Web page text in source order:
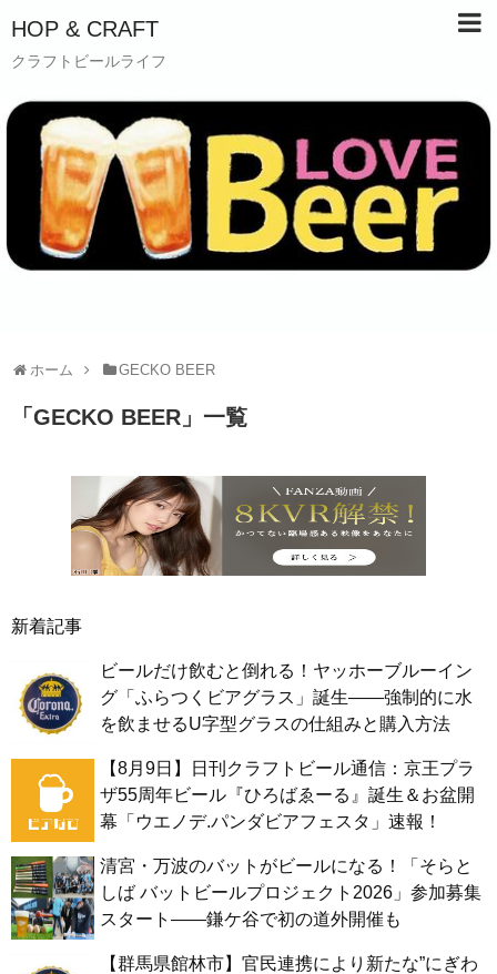
HOP & CRAFT
クラフトビールライフ
ホーム GECKO BEER
「 GECKO BEER 」 一覧
新着記事
ビールだけ飲むと倒れる！ヤッホーブルーイン
グ「ふらつくビアグラス」誕生——強制的に水
を飲ませるU字型グラスの仕組みと購入方法
【8月9日】日刊クラフトビール通信：京王プラ
ザ55周年ビール『ひろばゑーる』誕生＆お盆開
幕「ウエノデ.パンダビアフェスタ」速報！
清宮・万波のバットがビールになる！「そらと
しば バットビールプロジェクト2026」参加募集
スタート——鎌ケ谷で初の道外開催も
【群馬県館林市】官民連携により新たな”にぎわ